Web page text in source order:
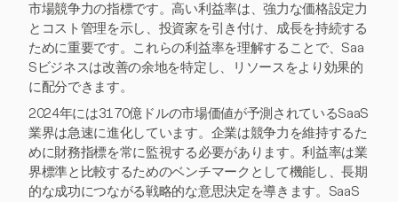
市場競争力の指標です。高い利益率は、強力な価格設定力
とコスト管理を示し、投資家を引き付け、成長を持続する
ために重要です。これらの利益率を理解することで、Saa
Sビジネスは改善の余地を特定し、リソースをより効果的
に配分できます。
2024年には3170億ドルの市場価値が予測されているSaaS
業界は急速に進化しています。企業は競争力を維持するた
めに財務指標を常に監視する必要があります。利益率は業
界標準と比較するためのベンチマークとして機能し、長期
的な成功につながる戦略的な意思決定を導きます。SaaS